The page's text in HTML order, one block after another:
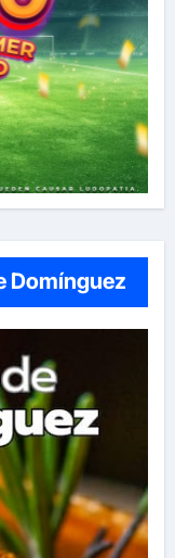
Domínguez